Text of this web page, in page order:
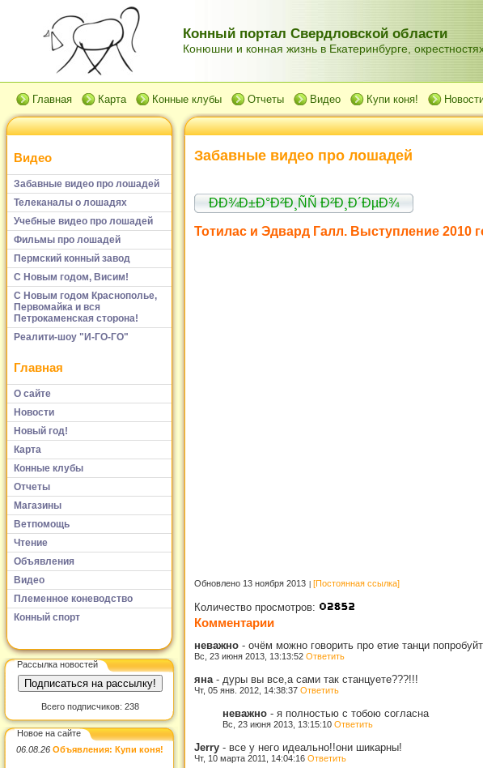
Конный портал Свердловской области
Конюшни и конная жизнь в Екатеринбурге,
Главная Карта Конные клубы Отчеты Видео Купи коня!
Видео
Забавные видео про лошадей
Телеканалы о лошадях
Учебные видео про лошадей
Фильмы про лошадей
Пермский конный завод
С Новым годом, Висим!
С Новым годом Краснополье,
Первомайка и вся
Петрокаменская сторона!
Реалити-шоу "И-ГО-ГО"
Главная
О сайте
Новости
Новый год!
Карта
Конные клубы
Отчеты
Магазины
Ветпомощь
Чтение
Объявления
Видео
Племенное коневодство
Конный спорт
Рассылка новостей
Всего подписчиков: 238
Новое на сайте
06.08.26 Объявления: Купи коня!
Забавные видео про лошадей
ÐÐ¾Ð±Ð°Ð²Ð¸ÑÑ Ð²Ð¸Ð´ÐµÐ¾
Тотилас и Эдвард Галл. Выступление 2010
Обновлено 13 ноября 2013 [Постоянная ссылка]
Количество просмотров:
Комментарии
неважно - очём можно говорить про етие танци
Вс, 23 июня 2013, 13:13:52 Ответить
яна - дуры вы все,а сами так станцуете???!!!
Чт, 05 янв. 2012, 14:38:37 Ответить
неважно - я полностью с тобою согласна
Вс, 23 июня 2013, 13:15:10 Ответить
Jerry - все у него идеально!!они шикарны!
Чт, 10 марта 2011, 14:04:16 Ответить